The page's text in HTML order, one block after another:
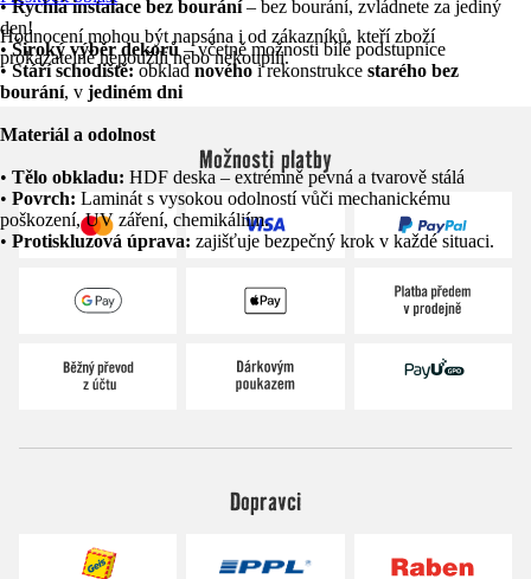
•Rychlá instalace bez bourání– bez bourání, zvládnete za jediný
den!
•Široký výběr dekorů– včetně možnosti bílé podstupnice
•Stáří schodiště:obkladnovéhoi rekonstrukce starého bez
bourání, v jediném dni
Materiál a odolnost
• Tělo obkladu: HDF deska – extrémně pevná a tvarově stálá
• Povrch: Laminát s vysokou odolností vůči mechanickému
poškození, UV záření, chemikáliím.
• Protiskluzová úprava: zajišťuje bezpečný krok v každé situaci.
Hodnocení mohou být napsána i od zákazníků, kteří zboží
prokazatelně nepoužili nebo nekoupili.
Možnosti platby
Dopravci